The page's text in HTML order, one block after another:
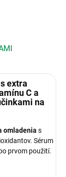
s extra
C a
na
omladenia s
Sérum
prvom použití.